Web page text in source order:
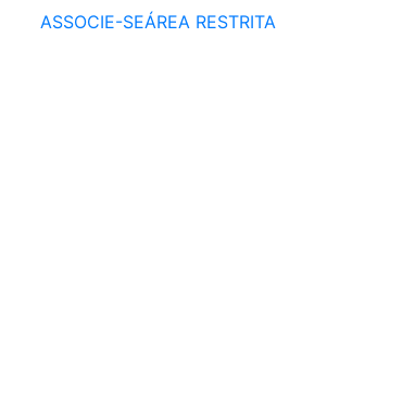
ASSOCIE-SEÁREA RESTRITA